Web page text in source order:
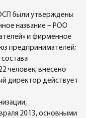
были утверждены
название – РОО
и фирменное
предпринимателей;
человек; внесено
директор действует
2013, основными